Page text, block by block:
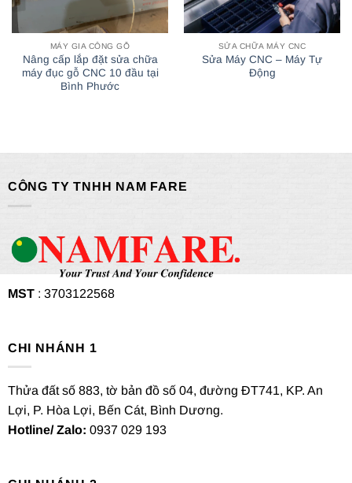
MÁY GIA CÔNG GỖ
Nâng cấp lắp đặt sửa chữa
máy đục gỗ CNC 10 đầu tại
Bình Phước
SỬA CHỮA MÁY CNC
Sửa Máy CNC – Máy Tự
Động
CÔNG TY TNHH NAM FARE
MST: 3703122568
CHI NHÁNH 1
Thửa đất số 883, tờ bản đồ số 04, đường ĐT741, KP. An
Lợi, P. Hòa Lợi, Bến Cát, Bình Dương.
Hotline/ Zalo: 0937 029 193